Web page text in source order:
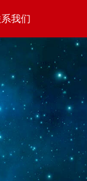
我们
US